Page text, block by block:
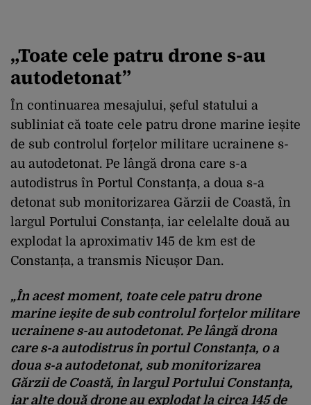
„Toate cele patru drone s-au
autodetonat”
În continuarea mesajului, șeful statului a
subliniat că toate cele patru drone marine ieșite
de sub controlul forțelor militare ucrainene s-
au autodetonat. Pe lângă drona care s-a
autodistrus în Portul Constanța, a doua s-a
detonat sub monitorizarea Gărzii de Coastă, în
largul Portului Constanța, iar celelalte două au
explodat la aproximativ 145 de km est de
Constanța, a transmis Nicușor Dan.
„În acest moment, toate cele patru drone
marine ieșite de sub controlul forțelor militare
ucrainene s-au autodetonat. Pe lângă drona
care s-a autodistrus în portul Constanța, o a
doua s-a autodetonat, sub monitorizarea
Gărzii de Coastă, în largul Portului Constanța,
iar alte două drone au explodat la circa 145 de